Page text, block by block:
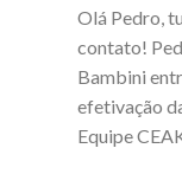
Olá Pedro,
contato!
Bambini
efetivação
Equipe